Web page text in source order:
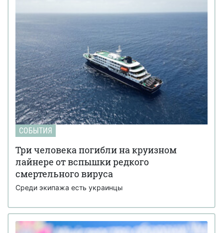
СОБЫТИЯ
Три человека погибли на круизном
лайнере от вспышки редкого
смертельного вируса
Среди экипажа есть украинцы